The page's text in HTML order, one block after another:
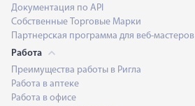
Документация по API
Собственные Торговые Марки
Партнерская программа для веб-мастеров
Работа
Преимущества работы в Ригла
Работа в аптеке
Работа в офисе